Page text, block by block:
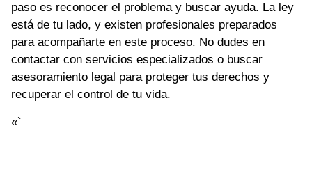
paso es reconocer el problema y buscar ayuda. La ley
está de tu lado, y existen profesionales preparados
para acompañarte en este proceso. No dudes en
contactar con servicios especializados o buscar
asesoramiento legal para proteger tus derechos y
recuperar el control de tu vida.
«`